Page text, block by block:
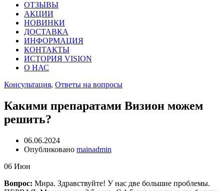
ОТЗЫВЫ
АКЦИИ
НОВИНКИ
ДОСТАВКА
ИНФОРМАЦИЯ
КОНТАКТЫ
ИСТОРИЯ VISION
О НАС
Консультация, Ответы на вопросы
Какими препаратами Визион можем
решить?
06.06.2024
Опубликовано mainadmin
06 Июн
Вопрос: Мира. Здравствуйте! У нас две большие проблемы.